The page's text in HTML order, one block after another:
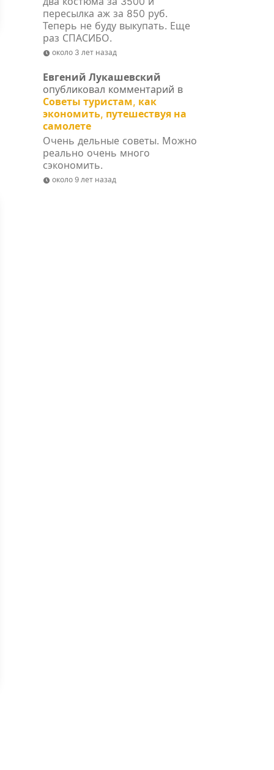
пересылка аж за 850 руб.
Теперь не буду выкупать. Еще
раз СПАСИБО.
около 3 лет назад
Евгений Лукашевский
опубликовал комментарий в
Советы туристам, как
экономить, путешествуя на
самолете
Очень дельные советы. Можно
реально очень много
сэкономить.
около 9 лет назад